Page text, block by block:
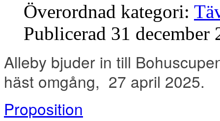
Överordnad kategori:
Publicerad 31 december
Alleby bjuder in till
häst omgång, 27 april 2025.
Proposition